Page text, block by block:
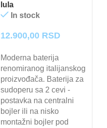
lula
In stock
12.900,00 RSD
Moderna baterija
renomiranog italijanskog
proizvođača. Baterija za
sudoperu sa 2 cevi -
postavka na centralni
bojler ili na nisko
montažni bojler pod